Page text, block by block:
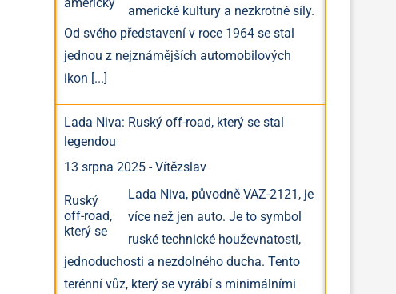
americké kultury a nezkrotné síly.
Od svého představení v roce 1964 se stal
jednou z nejznámějších automobilových
ikon [...]
Lada Niva: Ruský off-road, který se stal
legendou
13 srpna 2025 -Vítězslav
Lada Niva, původně VAZ-2121, je
více než jen auto. Je to symbol
ruské technické houževnatosti,
jednoduchosti a nezdolného ducha. Tento
terénní vůz, který se vyrábí s minimálními